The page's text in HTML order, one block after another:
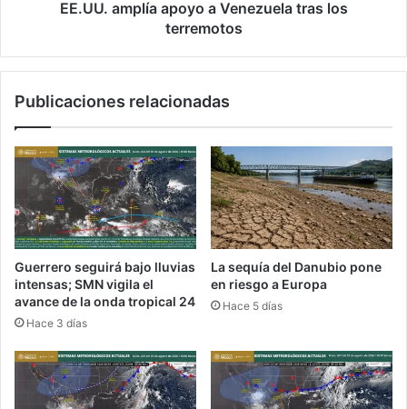
EE.UU. amplía apoyo a Venezuela tras los
terremotos
Publicaciones relacionadas
Guerrero seguirá bajo lluvias
intensas; SMN vigila el
avance de la onda tropical 24
Hace 3 días
La sequía del Danubio pone
en riesgo a Europa
Hace 5 días